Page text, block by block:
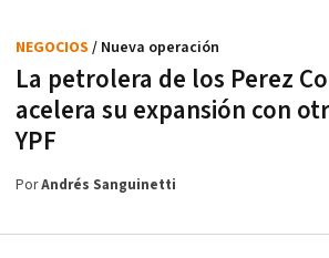
La petrolera de los Perez
acelera su expansión con
YPF
NEGOCIOS / Nueva operación
PorAndrés Sanguinetti